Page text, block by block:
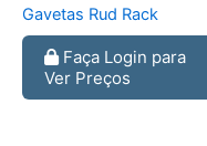
Gavetas Rud Rack
Faça Login para
Ver Preços